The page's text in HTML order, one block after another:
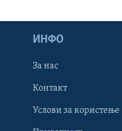
Learning English
ИНФО
За нас
Контакт
Услови за користење